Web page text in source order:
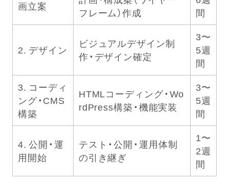
画立案
フレーム）作成
間
2. デザイン
ビジュアルデザイン制
作・デザイン確定
3〜
5週
間
3. コーディ
ング・CMS
構築
HTMLコーディング・Wo
rdPress構築・機能実装
3〜
5週
間
4. 公開・運
用開始
テスト・公開・運用体制
の引き継ぎ
1〜
2週
間